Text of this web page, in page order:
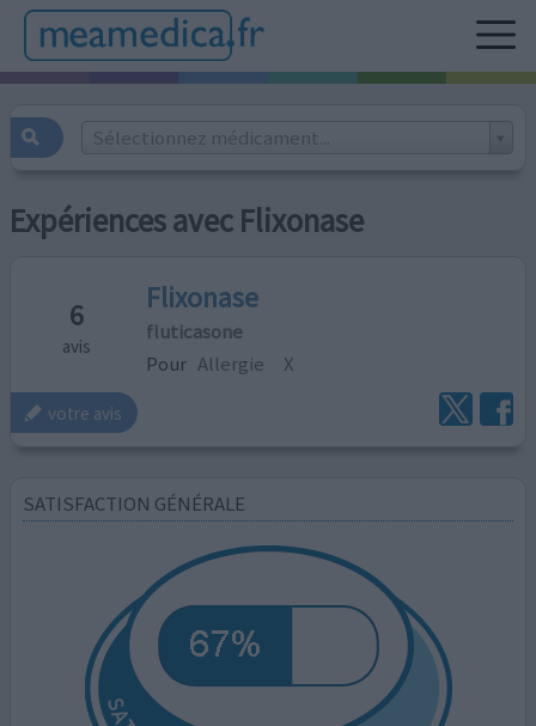
Sélectionnez médicament...
Expériences avec Flixonase
6
avis
Flixonase
fluticasone
Pour Allergie X
votre avis
SATISFACTION GÉNÉRALE